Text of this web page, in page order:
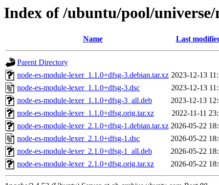
Index of /ubuntu/pool/universe/
Name Last
Parent Directory
node-es-module-lexer_1.1.0+dfsg-3.debian.tar.xz 2023-12-13
node-es-module-lexer_1.1.0+dfsg-3.dsc
2023-12-13
node-es-module-lexer_1.1.0+dfsg-3_all.deb
2023-12-13
node-es-module-lexer_1.1.0+dfsg.orig.tar.xz
2022-11-11
node-es-module-lexer_2.1.0+dfsg-1.debian.tar.xz 2026-05-22
node-es-module-lexer_2.1.0+dfsg-1.dsc
2026-05-22
node-es-module-lexer_2.1.0+dfsg-1_all.deb
2026-05-22
node-es-module-lexer_2.1.0+dfsg.orig.tar.xz
2026-05-22